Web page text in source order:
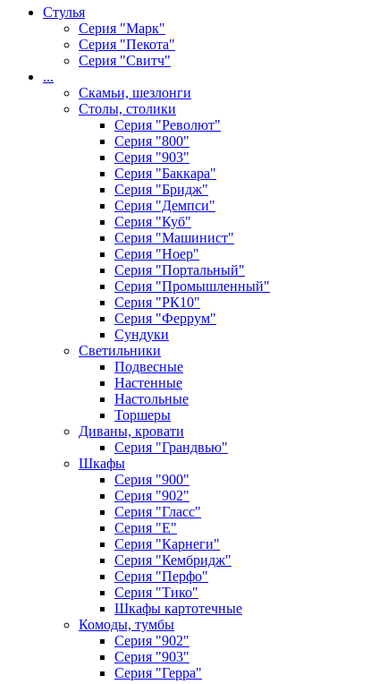
Стулья
Серия "Марк"
Серия "Пекота"
Серия "Свитч"
...
Скамьи, шезлонги
Столы, столики
Серия "Револют"
Серия "800"
Серия "903"
Серия "Баккара"
Серия "Бридж"
Серия "Демпси"
Серия "Куб"
Серия "Машинист"
Серия "Ноер"
Серия "Портальный"
Серия "Промышленный"
Серия "РК10"
Серия "Феррум"
Сундуки
Светильники
Подвесные
Настенные
Настольные
Торшеры
Диваны, кровати
Серия "Грандвью"
Шкафы
Серия "900"
Серия "902"
Серия "Гласс"
Серия "Е"
Серия "Карнеги"
Серия "Кембридж"
Серия "Перфо"
Серия "Тико"
Шкафы картотечные
Комоды, тумбы
Серия "902"
Серия "903"
Серия "Герра"